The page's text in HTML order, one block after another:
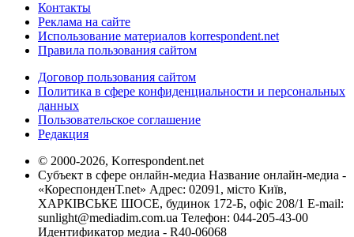
Контакты
Реклама на сайте
Использование материалов korrespondent.net
Правила пользования сайтом
Договор пользования сайтом
Политика в сфере конфиденциальности и персональных
данных
Пользовательское соглашение
Редакция
© 2000-2026, Korrespondent.net
Субъект в сфере онлайн-медиа Название онлайн-медиа -
«КореспонденТ.net» Адрес: 02091, місто Київ,
ХАРКІВСЬКЕ ШОСЕ, будинок 172-Б, офіс 208/1 E-mail:
sunlight@mediadim.com.ua Телефон: 044-205-43-00
Идентификатор медиа - R40-06068